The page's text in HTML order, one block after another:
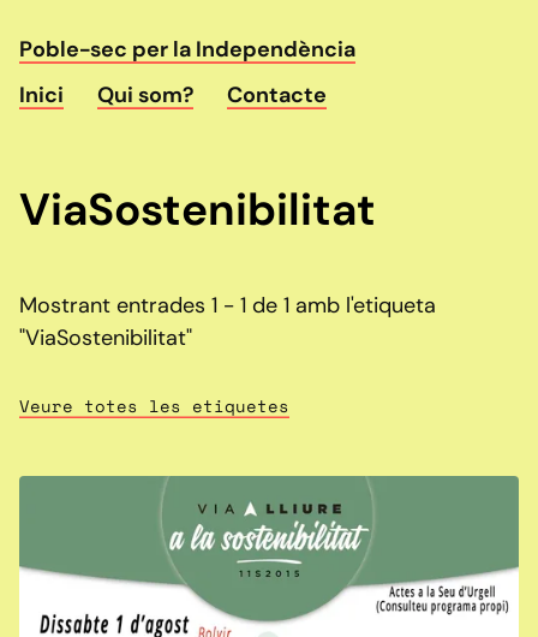
Poble-sec per la Independència
Inici
Qui som? Contacte
ViaSostenibilitat
Mostrant entrades 1 - 1 de 1 amb l'etiqueta
"ViaSostenibilitat"
Veure totes les etiquetes